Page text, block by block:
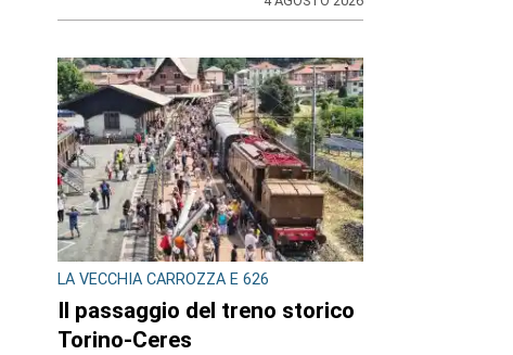
LA VECCHIA CARROZZA E 626
Il passaggio del treno storico
Torino-Ceres